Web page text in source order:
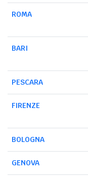
ROMA
BARI
PESCARA
FIRENZE
BOLOGNA
GENOVA